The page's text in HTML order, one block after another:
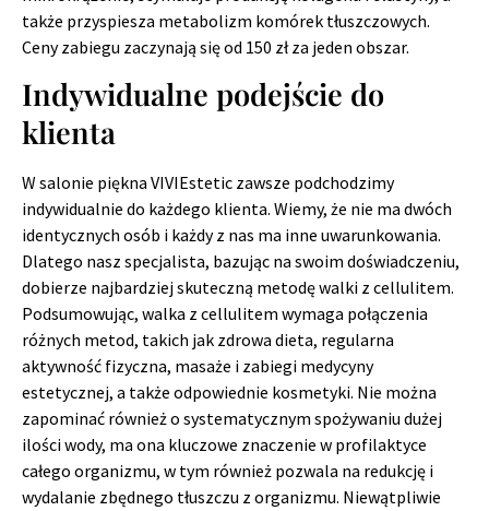
także przyspiesza metabolizm komórek tłuszczowych.
Ceny zabiegu zaczynają się od 150 zł za jeden obszar.
Indywidualne podejście do
klienta
W salonie piękna VIVIEstetic zawsze podchodzimy
indywidualnie do każdego klienta. Wiemy, że nie ma dwóch
identycznych osób i każdy z nas ma inne uwarunkowania.
Dlatego nasz specjalista, bazując na swoim doświadczeniu,
dobierze najbardziej skuteczną metodę walki z cellulitem.
Podsumowując, walka z cellulitem wymaga połączenia
różnych metod, takich jak zdrowa dieta, regularna
aktywność fizyczna, masaże i zabiegi medycyny
estetycznej, a także odpowiednie kosmetyki. Nie można
zapominać również o systematycznym spożywaniu dużej
ilości wody, ma ona kluczowe znaczenie w profilaktyce
całego organizmu, w tym również pozwala na redukcję i
wydalanie zbędnego tłuszczu z organizmu. Niewątpliwie